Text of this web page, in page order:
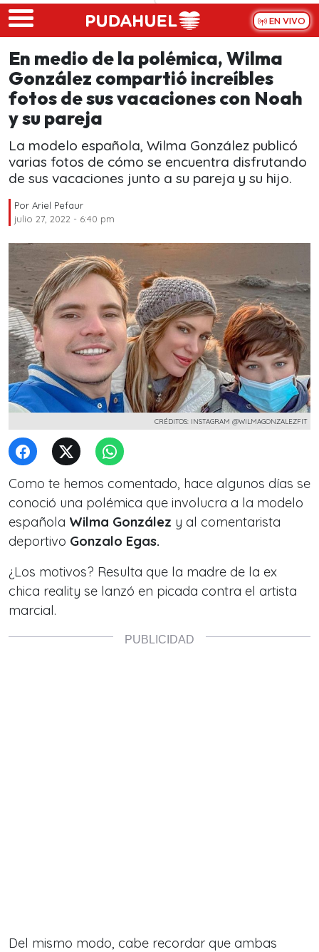
Skip to main content
EN VIVO
En medio de la polémica, Wilma
González compartió increíbles
fotos de sus vacaciones con Noah
y su pareja
La modelo española, Wilma González publicó
varias fotos de cómo se encuentra disfrutando
de sus vacaciones junto a su pareja y su hijo.
Por Ariel Pefaur
julio 27, 2022 - 6:40 pm
CRÉDITOS: INSTAGRAM @WILMAGONZALEZFIT
Como te hemos comentado, hace algunos días se
conoció una polémica que involucra a la modelo
española Wilma González y al comentarista
deportivo Gonzalo Egas.
¿Los motivos? Resulta que la madre de la ex
chica reality se lanzó en picada contra el artista
marcial.
Del mismo modo, cabe recordar que ambas